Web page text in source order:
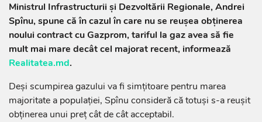
Ministrul Infrastructurii și Dezvoltării Regionale, Andrei
Spînu, spune că în cazul în care nu se reușea obținerea
noului contract cu Gazprom, tariful la gaz avea să fie
mult mai mare decât cel majorat recent, informează
Realitatea.md.
Deși scumpirea gazului va fi simțitoare pentru marea
majoritate a populației, Spînu consideră că totuși s-a reușit
obținerea unui preț cât de cât acceptabil.